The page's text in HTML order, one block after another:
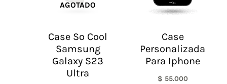
AGOTADO
Case So Cool
Samsung
Galaxy S23
Ultra
Case
Personalizada
Para Iphone
$ 55.000